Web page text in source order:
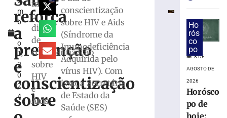
m
b
r
o
1,
2
0
2
4
reforça
a
prevenção
e
conscientização
sobre
marca
o
dia
de
conscientização
sobre
HIV
e
Aids
conscientização
sobre HIV e Aids
(Síndrome da
Imunodeficiência
Adquirida pelo
vírus HIV). Com
isso, a Secretária
de Estado da
Saúde (SES)
CERVEJA:
Médico
sobre
consumo
moderado
Ho
rós
co
po
8 DE
AGOSTO DE
2026
Horósco
po de
hoje: